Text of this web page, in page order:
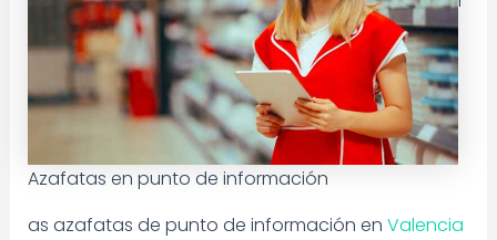
Azafatas en punto de información
as azafatas de punto de información en Valencia